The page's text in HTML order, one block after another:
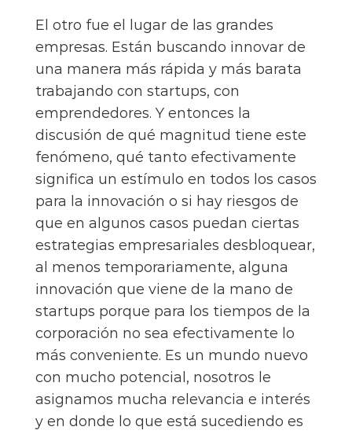
El otro fue el lugar de las grandes
empresas. Están buscando innovar de
una manera más rápida y más barata
trabajando con startups, con
emprendedores. Y entonces la
discusión de qué magnitud tiene este
fenómeno, qué tanto efectivamente
significa un estímulo en todos los casos
para la innovación o si hay riesgos de
que en algunos casos puedan ciertas
estrategias empresariales desbloquear,
al menos temporariamente, alguna
innovación que viene de la mano de
startups porque para los tiempos de la
corporación no sea efectivamente lo
más conveniente. Es un mundo nuevo
con mucho potencial, nosotros le
asignamos mucha relevancia e interés
y en donde lo que está sucediendo es